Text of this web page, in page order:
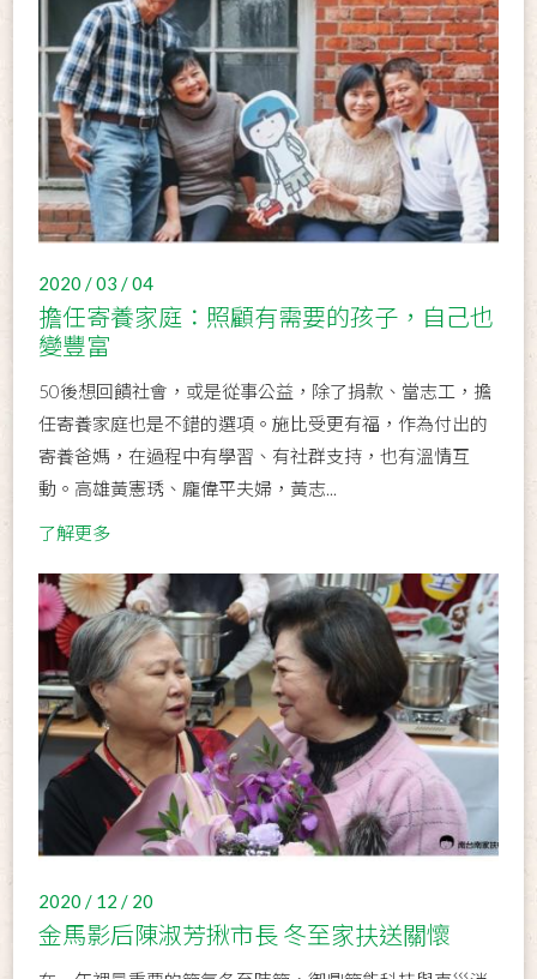
2020 / 03 / 04
擔任寄養家庭：照顧有需要的孩子，自己也
變豐富
50後想回饋社會，或是從事公益，除了捐款、當志工，擔
任寄養家庭也是不錯的選項。施比受更有福，作為付出的
寄養爸媽，在過程中有學習、有社群支持，也有溫情互
動。高雄黃憲琇、龐偉平夫婦，黃志...
了解更多
2020 / 12 / 20
金馬影后陳淑芳揪市長 冬至家扶送關懷